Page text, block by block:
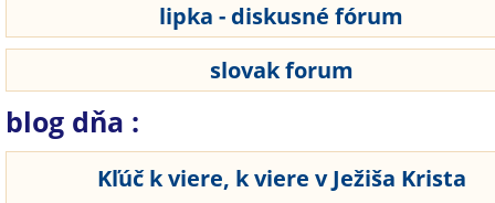
lipka - diskusné fórum
slovak forum
blog dňa :
Kľúč k viere, k viere v Ježiša Krista